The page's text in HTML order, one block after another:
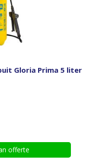
Gloria Prima 5 liter
offerte